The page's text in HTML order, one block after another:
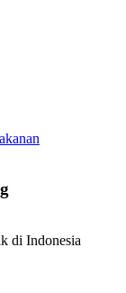
di Indonesia